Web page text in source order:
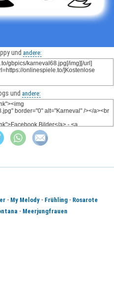
und andere:
und andere:
- My Melody- Frühling- Rosarote
- Meerjungfrauen